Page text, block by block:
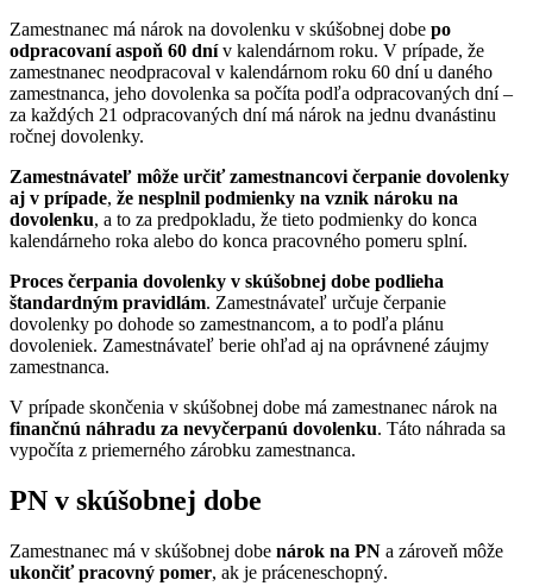
Zamestnanec má nárok na dovolenku v skúšobnej dobe po
odpracovaní aspoň 60 dnív kalendárnom roku. V prípade, že
zamestnanec neodpracoval v kalendárnom roku 60 dní u daného
zamestnanca, jeho dovolenka sa počíta podľa odpracovaných dní –
za každých 21 odpracovaných dní má nárok na jednu dvanástinu
ročnej dovolenky.
Zamestnávateľ môže určiť zamestnancovi čerpanie dovolenky
aj v prípade, že nesplnil podmienky na vznik nároku na
dovolenku, a to za predpokladu, že tieto podmienky do konca
kalendárneho roka alebo do konca pracovného pomeru splní.
Proces čerpania dovolenky v skúšobnej dobe podlieha
štandardným pravidlám. Zamestnávateľ určuje čerpanie
dovolenky po dohode so zamestnancom, a to podľa plánu
dovoleniek. Zamestnávateľ berie ohľad aj na oprávnené záujmy
zamestnanca.
V prípade skončenia v skúšobnej dobe má zamestnanec nárok na
finančnú náhradu za nevyčerpanú dovolenku. Táto náhrada sa
vypočíta z priemerného zárobku zamestnanca.
PN v skúšobnej dobe
Zamestnanec má v skúšobnej dobe nárok na PN a zároveň môže
ukončiť pracovný pomer, ak je práceneschopný.